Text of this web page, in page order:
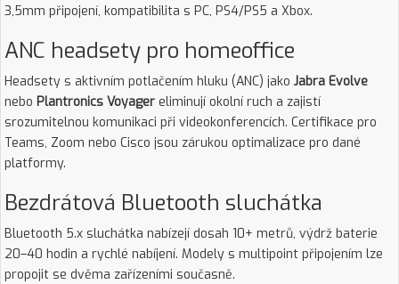
3,5mm připojení, kompatibilita s PC, PS4/PS5 a Xbox.
ANC headsety pro homeoffice
Headsety s aktivním potlačením hluku (ANC) jako Jabra Evolve
nebo Plantronics Voyager eliminují okolní ruch a zajistí
srozumitelnou komunikaci při videokonferencích. Certifikace pro
Teams, Zoom nebo Cisco jsou zárukou optimalizace pro dané
platformy.
Bezdrátová Bluetooth sluchátka
Bluetooth 5.x sluchátka nabízejí dosah 10+ metrů, výdrž baterie
20–40 hodin a rychlé nabíjení. Modely s multipoint připojením lze
propojit se dvěma zařízeními současně.